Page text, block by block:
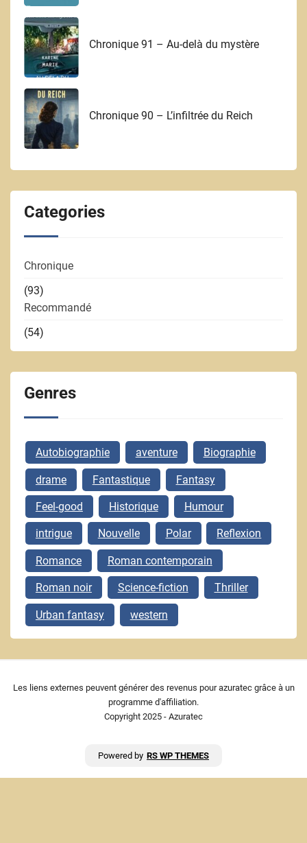
Chronique 91 – Au-delà du mystère
Chronique 90 – L’infiltrée du Reich
Categories
Chronique
(93)
Recommandé
(54)
Genres
Autobiographie aventure Biographie
drame Fantastique Fantasy
Feel-good Historique Humour
intrigue Nouvelle Polar Reflexion
Romance Roman contemporain
Roman noir Science-fiction Thriller
Urban fantasy western
Les liens externes peuvent générer des revenus pour azuratec grâce à un
programme d'affiliation.
Copyright 2025 - Azuratec
Powered by RS WP THEMES